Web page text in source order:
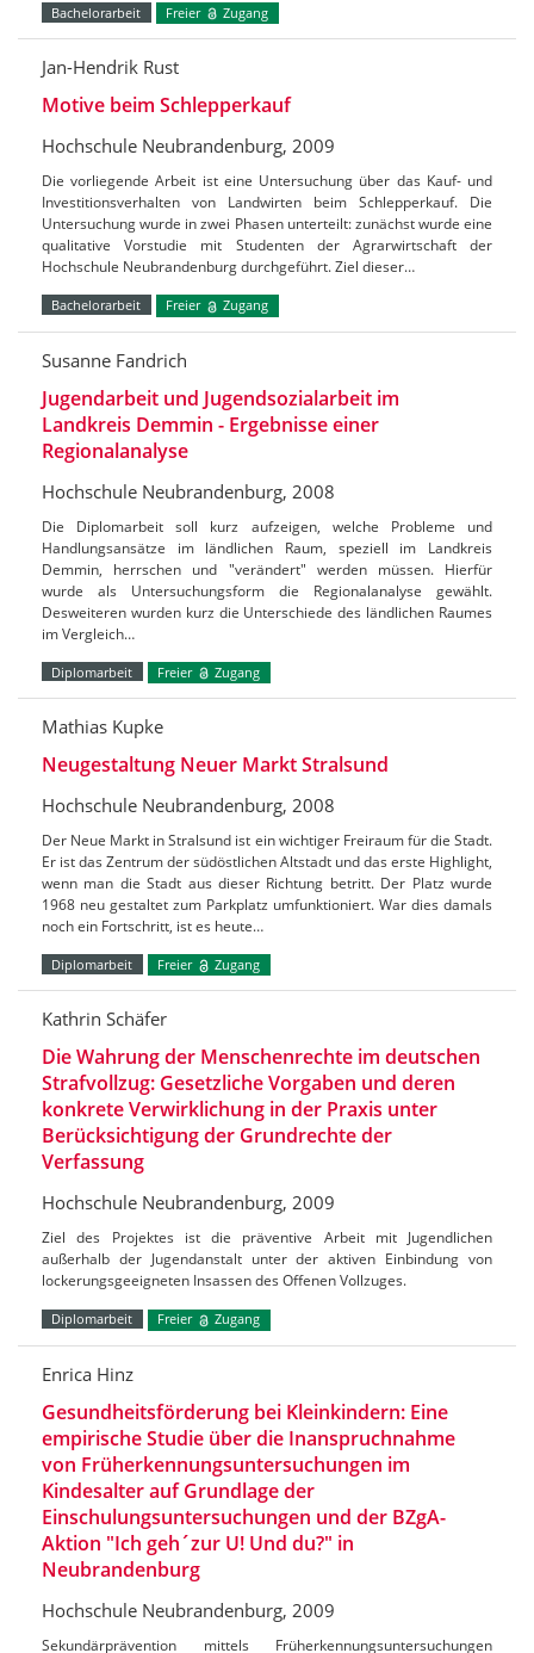
Bachelorarbeit Freier Zugang
Jan-Hendrik Rust
Motive beim Schlepperkauf
Hochschule Neubrandenburg, 2009
Die vorliegende Arbeit ist eine Untersuchung über das Kauf- und
Investitionsverhalten von Landwirten beim Schlepperkauf. Die
Untersuchung wurde in zwei Phasen unterteilt: zunächst wurde eine
qualitative Vorstudie mit Studenten der Agrarwirtschaft der
Hochschule Neubrandenburg durchgeführt. Ziel dieser…
Bachelorarbeit Freier Zugang
Susanne Fandrich
Jugendarbeit und Jugendsozialarbeit im
Landkreis Demmin - Ergebnisse einer
Regionalanalyse
Hochschule Neubrandenburg, 2008
Die Diplomarbeit soll kurz aufzeigen, welche Probleme und
Handlungsansätze im ländlichen Raum, speziell im Landkreis
Demmin, herrschen und "verändert" werden müssen. Hierfür
wurde als Untersuchungsform die Regionalanalyse gewählt.
Desweiteren wurden kurz die Unterschiede des ländlichen Raumes
im Vergleich…
Diplomarbeit Freier Zugang
Mathias Kupke
Neugestaltung Neuer Markt Stralsund
Hochschule Neubrandenburg, 2008
Der Neue Markt in Stralsund ist ein wichtiger Freiraum für die Stadt.
Er ist das Zentrum der südöstlichen Altstadt und das erste Highlight,
wenn man die Stadt aus dieser Richtung betritt. Der Platz wurde
1968 neu gestaltet zum Parkplatz umfunktioniert. War dies damals
noch ein Fortschritt, ist es heute…
Diplomarbeit Freier Zugang
Kathrin Schäfer
Die Wahrung der Menschenrechte im deutschen
Strafvollzug: Gesetzliche Vorgaben und deren
konkrete Verwirklichung in der Praxis unter
Berücksichtigung der Grundrechte der
Verfassung
Hochschule Neubrandenburg, 2009
Ziel des Projektes ist die präventive Arbeit mit Jugendlichen
außerhalb der Jugendanstalt unter der aktiven Einbindung von
lockerungsgeeigneten Insassen des Offenen Vollzuges.
Diplomarbeit Freier Zugang
Enrica Hinz
Gesundheitsförderung bei Kleinkindern: Eine
empirische Studie über die Inanspruchnahme
von Früherkennungsuntersuchungen im
Kindesalter auf Grundlage der
Einschulungsuntersuchungen und der BZgA-
Aktion "Ich geh´zur U! Und du?" in
Neubrandenburg
Hochschule Neubrandenburg, 2009
Sekundärprävention mittels Früherkennungsuntersuchungen